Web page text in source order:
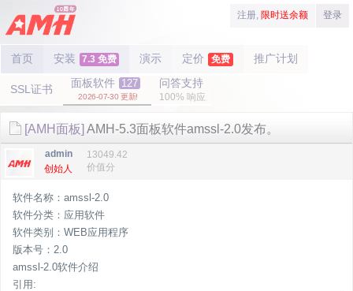
注册, 限时送余额 登录
首页 安装 7.3 免费 演示 定价 免费 推广计划
SSL证书 面板软件 127
2026-07-30 更新!
问答支持
100% 响应
[AMH面板] AMH-5.3面板软件amssl-2.0发布。
admin
创始人
13049.42
价值分
软件名称：amssl-2.0
软件分类：应用软件
软件类别：WEB应用程序
版本号：2.0
amssl-2.0软件介绍
引用: